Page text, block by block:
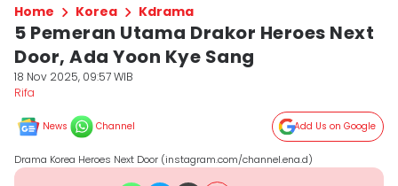
Home Korea Kdrama
5 Pemeran Utama Drakor Heroes Next
Door, Ada Yoon Kye Sang
18 Nov 2025, 09:57 WIB
Rifa
News Channel Add Us on Google
Drama Korea Heroes Next Door (instagram.com/channel.ena.d)